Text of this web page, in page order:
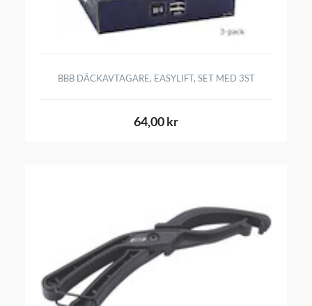
BBB DÄCKAVTAGARE, EASYLIFT, SET MED 3ST
64,00 kr